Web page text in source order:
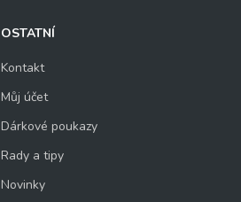
OSTATNÍ
Kontakt
Můj účet
Dárkové poukazy
Rady a tipy
Novinky